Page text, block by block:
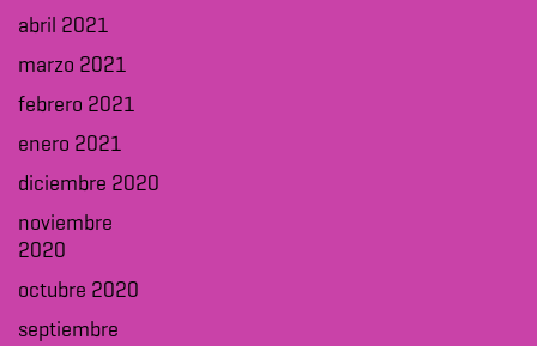
abril 2021
marzo 2021
febrero 2021
enero 2021
diciembre 2020
noviembre
2020
octubre 2020
septiembre